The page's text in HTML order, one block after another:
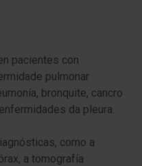
pacientes con
pulmonar
bronquite, cancro
da pleura.
como a
a tomografía